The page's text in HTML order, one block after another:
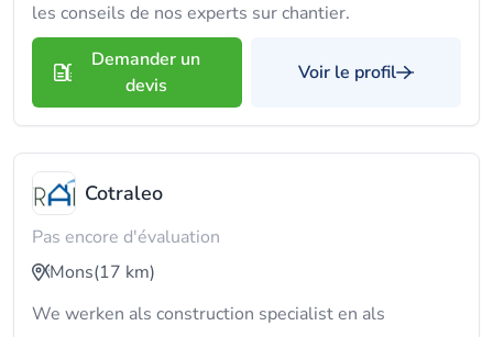
les conseils de nos experts sur chantier.
Demander un
devis
Voir le profil
Cotraleo
Pas encore d'évaluation
Mons(17 km)
We werken als construction specialist en als